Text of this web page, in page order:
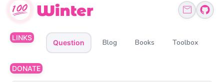
LINKS
Question Blog Books Toolbox
DONATE